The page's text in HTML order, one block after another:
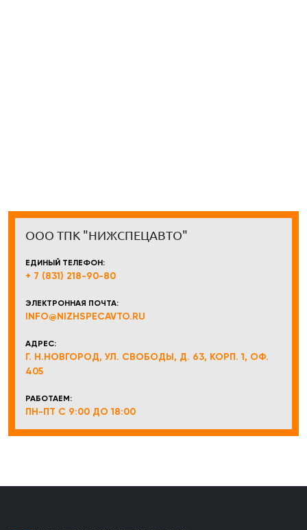
ООО ТПК "НИЖСПЕЦАВТО"
ЕДИНЫЙ ТЕЛЕФОН:
+ 7 (831) 218-90-80
ЭЛЕКТРОННАЯ ПОЧТА:
INFO@NIZHSPECAVTO.RU
АДРЕС:
Г. Н.НОВГОРОД, УЛ. СВОБОДЫ, Д. 63, КОРП. 1, ОФ.
405
РАБОТАЕМ:
ПН-ПТ С 9:00 ДО 18:00